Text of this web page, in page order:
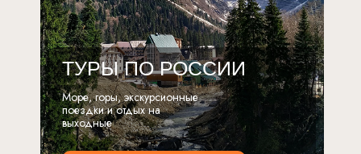
ТУРЫ ПО РОССИИ
Море, горы, экскурсионные
поездки и отдых на
выходные